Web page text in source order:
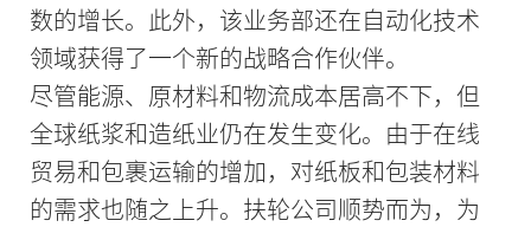
数的增长。此外，该业务部还在自动化技术
领域获得了一个新的战略合作伙伴。
尽管能源、原材料和物流成本居高不下，但
全球纸浆和造纸业仍在发生变化。由于在线
贸易和包裹运输的增加，对纸板和包装材料
的需求也随之上升。扶轮公司顺势而为，为